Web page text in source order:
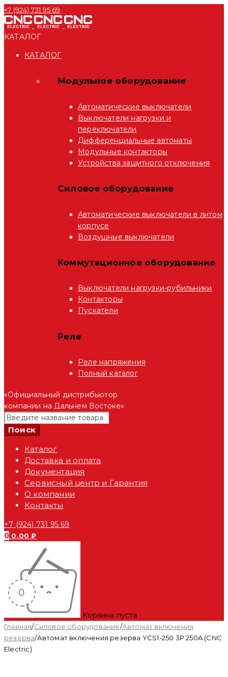
+7 (924) 731 95 69
КАТАЛОГ
КАТАЛОГ
Модульное оборудование
Автоматические выключатели
Выключатели нагрузки и
переключатели
Дифференциальные автоматы
Модульные контакторы
Устройства защитного отключения
Силовое оборудование
Автоматические выключатели в литом
корпусе
Воздушные выключатели
Коммутационное оборудование
Выключатели нагрузки-рубильники
Контакторы
Пускатели
Реле
Реле напряжения
Полный каталог
«Официальный дистрибьютор
компании на Дальнем Востоке»
Каталог
Доставка и оплата
Документация
Сервисный центр и Гарантия
О компании
Контакты
+7 (924) 731 95 69
0 0.00₽
Корзина пуста
Главная/Силовое оборудование/Автомат включения
резерва/Автомат включения резерва YCS1-250 3P 250A (CNC
Electric)